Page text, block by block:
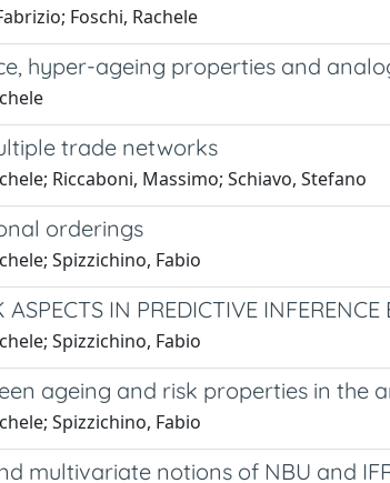
Foschi, Rachele
hyper-ageing properties and
trade networks
Riccaboni, Massimo; Schiavo, Stefano
orderings
Spizzichino, Fabio
ASPECTS IN PREDICTIVE
Spizzichino, Fabio
ageing and risk properties in the
Spizzichino, Fabio
multivariate notions of NBU and